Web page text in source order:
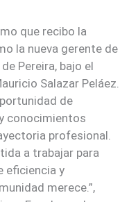
que recibo la
la nueva gerente de
Pereira, bajo el
Salazar Peláez.
de
conocimientos
profesional.
a trabajar para
eficiencia y
merece.”,